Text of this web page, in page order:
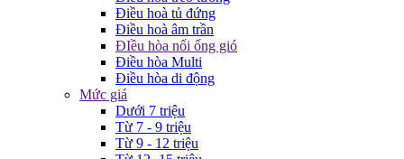
Điều hoà tủ đứng
Điều hoà âm trần
ĐIều hòa nối ống gió
Điều hòa Multi
Điều hòa di động
Mức giá
Dưới 7 triệu
Từ 7 - 9 triệu
Từ 9 - 12 triệu